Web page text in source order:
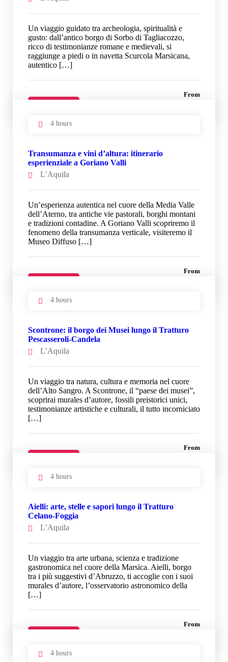
Un viaggio guidato tra archeologia, spiritualità e
gusto: dall’antico borgo di Sorbo di Tagliacozzo,
ricco di testimonianze romane e medievali, si
raggiunge a piedi o in navetta Scurcola Marsicana,
autentico […]
From
4 hours
Transumanza e vini d’altura: itinerario
esperienziale a Goriano Valli
L’Aquila
Un’esperienza autentica nel cuore della Media Valle
dell’Aterno, tra antiche vie pastorali, borghi montani
e tradizioni contadine. A Goriano Valli scopriremo il
fenomeno della transumanza verticale, visiteremo il
Museo Diffuso […]
From
4 hours
Scontrone: il borgo dei Musei lungo il Tratturo
Pescasseroli-Candela
L’Aquila
Un viaggio tra natura, cultura e memoria nel cuore
dell’Alto Sangro. A Scontrone, il “paese dei musei”,
scoprirai murales d’autore, fossili preistorici unici,
testimonianze artistiche e culturali, il tutto incorniciato
[…]
From
4 hours
Aielli: arte, stelle e sapori lungo il Tratturo
Celano-Foggia
L’Aquila
Un viaggio tra arte urbana, scienza e tradizione
gastronomica nel cuore della Marsica. Aielli, borgo
tra i più suggestivi d’Abruzzo, ti accoglie con i suoi
murales d’autore, l’osservatorio astronomico della
[…]
From
4 hours